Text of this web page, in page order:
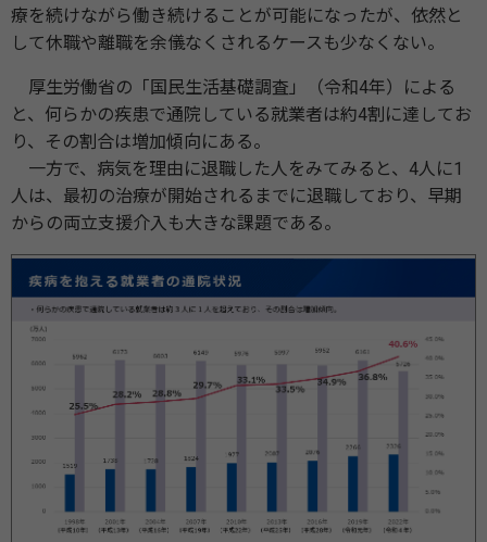
療を続けながら働き続けることが可能になったが、依然と
して休職や離職を余儀なくされるケースも少なくない。
厚生労働省の「国民生活基礎調査」（令和4年）による
と、何らかの疾患で通院している就業者は約4割に達してお
り、その割合は増加傾向にある。
一方で、病気を理由に退職した人をみてみると、4人に1
人は、最初の治療が開始されるまでに退職しており、早期
からの両立支援介入も大きな課題である。